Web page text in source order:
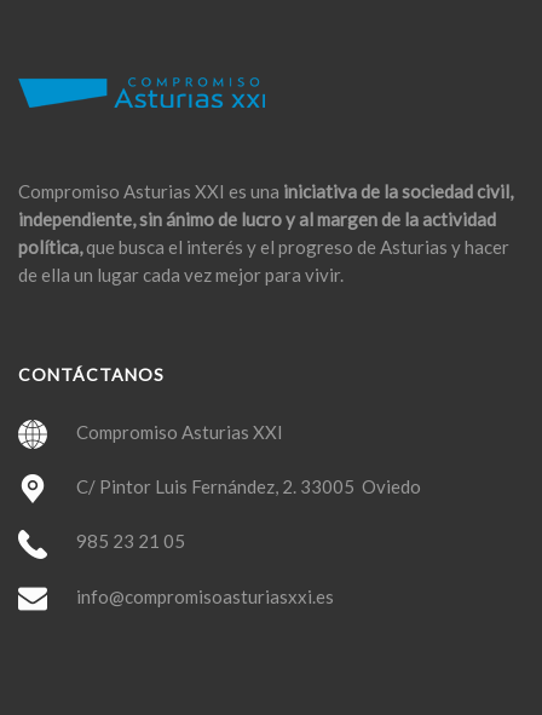
Compromiso Asturias XXI es una iniciativa de la sociedad civil,
independiente, sin ánimo de lucro y al margen de la actividad
política,que busca el interés y el progreso de Asturias y hacer
de ella un lugar cada vez mejor para vivir.
CONTÁCTANOS
Compromiso Asturias XXI
C/ Pintor Luis Fernández, 2. 33005 Oviedo
985 23 21 05
info@compromisoasturiasxxi.es